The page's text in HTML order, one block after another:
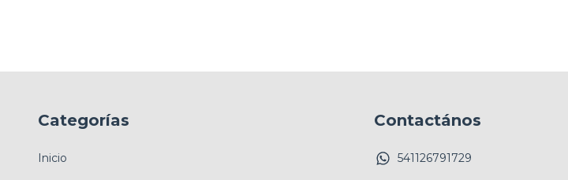
Categorías
Inicio
Contactános
541126791729